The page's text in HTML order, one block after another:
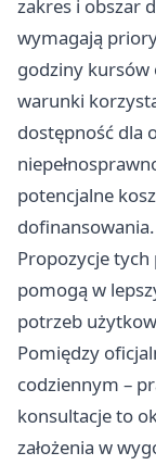
zakres i obszar
wymagają
godziny kursów
warunki
dostępność dla
potencjalne
dofinansowania.
Propozycje
pomogą w
potrzeb
Pomiędzy
codziennym –
konsultacje to
założenia w